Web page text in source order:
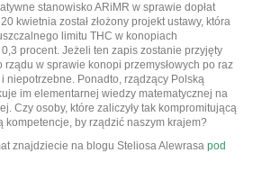
stanowisko ARiMR w sprawie dopłat
kwietnia został złożony projekt ustawy, która
limitu THC w konopiach
procent. Jeżeli ten zapis zostanie przyjęty
w sprawie konopi przemysłowych po raz
niepotrzebne. Ponadto, rządzący Polską
im elementarnej wiedzy matematycznej na
Czy osoby, które zaliczyły tak kompromitującą
kompetencje, by rządzić naszym krajem?
znajdziecie na blogu Steliosa Alewrasa pod